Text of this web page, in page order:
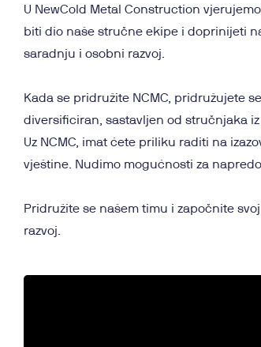
U NewCold Metal Construction
biti dio naše stručne ekipe i doprinijeti
saradnju i osobni razvoj.
Kada se pridružite NCMC, pridružujete
diversificiran, sastavljen od stručnjaka
Uz NCMC, imat ćete priliku raditi na
vještine. Nudimo mogućnosti za
Pridružite se našem timu i započnite
razvoj.